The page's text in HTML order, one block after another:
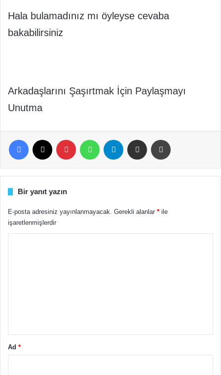
Hala bulamadınız mı öyleyse cevaba
bakabilirsiniz
Arkadaşlarını Şaşırtmak İçin Paylaşmayı
Unutma
Facebook Pinterest WhatsApp Telegram E-Posta ile paylaş
Bir yanıt yazın
E-posta adresiniz yayınlanmayacak. Gerekli alanlar * ile
işaretlenmişlerdir
Ad *